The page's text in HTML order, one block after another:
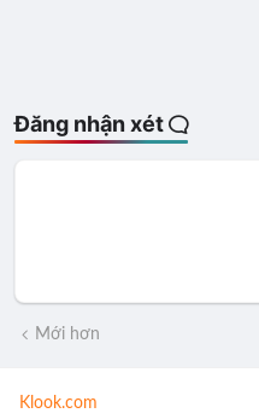
Đăng nhận xét
Mới hơn
Klook.com